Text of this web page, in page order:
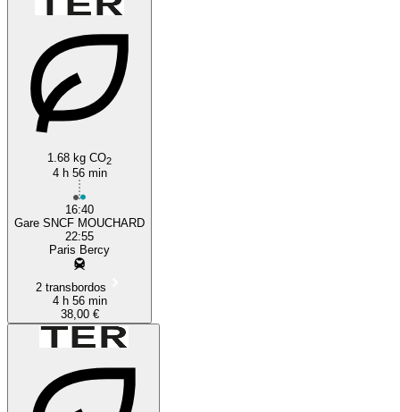
1.68 kg CO2
4 h 56 min
16:40
Gare SNCF MOUCHARD
22:55
Paris Bercy
2 transbordos
4 h 56 min
38,00 €